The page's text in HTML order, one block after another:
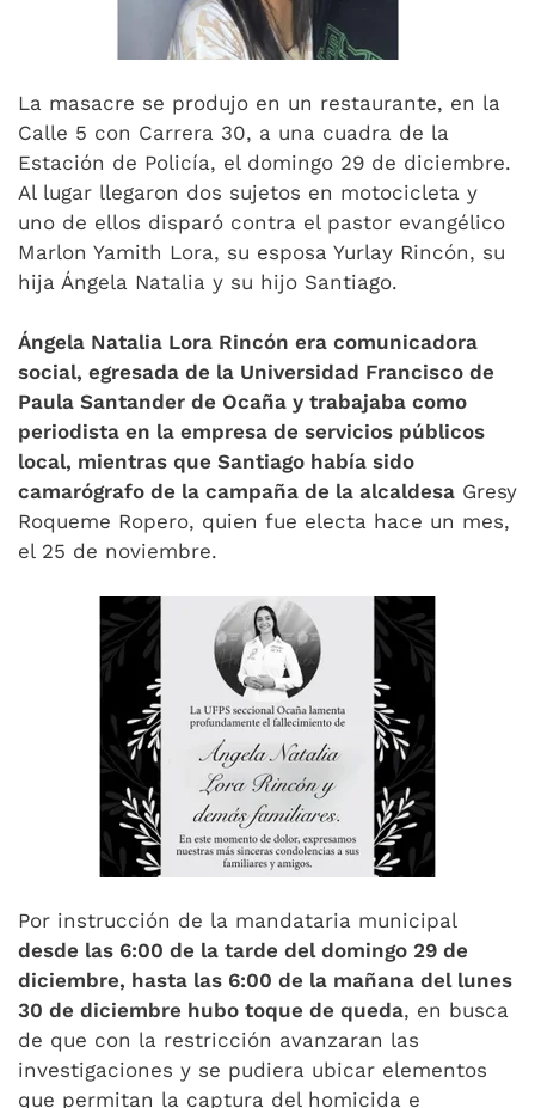
La masacre se produjo en un restaurante, en la
Calle 5 con Carrera 30, a una cuadra de la
Estación de Policía, el domingo 29 de diciembre.
Al lugar llegaron dos sujetos en motocicleta y
uno de ellos disparó contra el pastor evangélico
Marlon Yamith Lora, su esposa Yurlay Rincón, su
hija Ángela Natalia y su hijo Santiago.
Ángela Natalia Lora Rincón era comunicadora
social, egresada de la Universidad Francisco de
Paula Santander de Ocaña y trabajaba como
periodista en la empresa de servicios públicos
local, mientras que Santiago había sido
camarógrafo de la campaña de la alcaldesa Gresy
Roqueme Ropero, quien fue electa hace un mes,
el 25 de noviembre.
Por instrucción de la mandataria municipal
desde las 6:00 de la tarde del domingo 29 de
diciembre, hasta las 6:00 de la mañana del lunes
30 de diciembre hubo toque de queda, en busca
de que con la restricción avanzaran las
investigaciones y se pudiera ubicar elementos
que permitan la captura del homicida e